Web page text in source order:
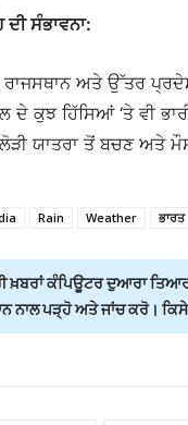
ਸੰਭਾਵਨਾ:
ਅਤੇ ਉੱਤਰ
ਕੁਝ ਹਿੱਸਿਆਂ ‘ਤੇ ਵੀ
ਯਾਤਰਾ ਤੋਂ ਬਚਣ ਅਤੇ
Rain Weather ਭਾਰਤ
ਖ਼ਬਰਾਂ ਕੰਪਿਊਟਰ ਦੁਆਰਾ
ਪੜ੍ਹੋ ਅਤੇ ਜਾਂਚ ਕਰੋ। ਕਿਸੇ